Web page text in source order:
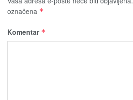
označena *
Komentar *